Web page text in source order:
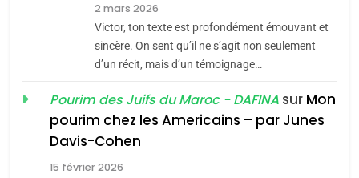
CE QUI NOUS MANQUE –
Jacques Hadida
JUDAISME
Maroc : Les amandes de
Tafraout, le miel de Tadla
2 mars 2026
Victor, ton texte est profondément émouvant et
sincère. On sent qu’il ne s’agit non seulement
d’un récit, mais d’un témoignage…
Pourim des Juifs du Maroc - DAFINA sur Mon
pourim chez les Americains – par Junes
Davis-Cohen
15 février 2026